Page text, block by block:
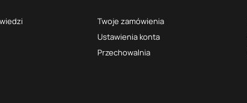
Twoje zamówienia
Ustawienia konta
Przechowalnia